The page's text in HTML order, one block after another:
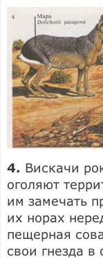
4. Вискачи
оголяют
им замечать
их норах
пещерная
свои гнезда